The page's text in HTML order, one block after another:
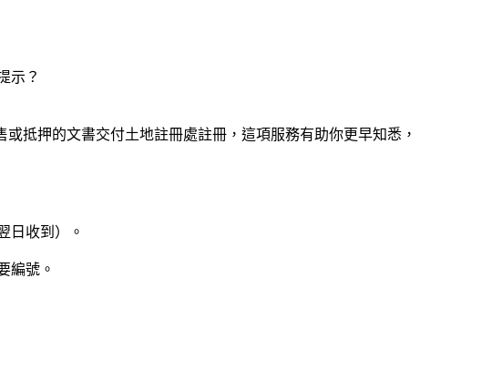
示？
抵押的文書交付土地註冊處註冊，這項服務有助你更早知悉，
日收到）。
編號。